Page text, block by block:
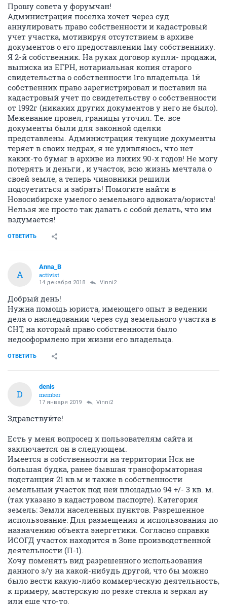
Прошу совета у форумчан!
Администрация поселка хочет через суд
аннулировать право собственности и кадастровый
учет участка, мотивируя отсутствием в архиве
документов о его предоставлении 1му собственнику.
Я 2-й собственник. На руках договор купли- продажи,
выписка из ЕГРН, нотариальная копия старого
свидетельства о собственности 1го владельца. 1й
собственник право зарегистрировал и поставил на
кадастровый учет по свидетельству о собственности
от 1992г (никаких других документов у него не было).
Межевание провел, границы уточил. Т.е. все
документы были для законной сделки
представлены. Администрация текущие документы
теряет в своих недрах, я не удивляюсь, что нет
каких-то бумаг в архиве из лихих 90-х годов! Не могу
потерять и деньги , и участок, всю жизнь мечтала о
своей земле, а теперь чиновники решили
подсуетиться и забрать! Помогите найти в
Новосибирске умелого земельного адвоката/юриста!
Нельзя же просто так давать с собой делать, что им
вздумается!
ОТВЕТИТЬ
A
Anna_B
activist
14 декабря 2018 Vinni2
Добрый день!
Нужна помощь юриста, имеющего опыт в ведении
дела о наследовании через суд земельного участка в
СНТ, на который право собственности было
недооформлено при жизни его владельца.
ОТВЕТИТЬ
D
denis
member
17 января 2019 Vinni2
Здравствуйте!
Есть у меня вопросец к пользователям сайта и
заключается он в следующем.
Имеется в собственности на территории Нск не
большая будка, ранее бывшая трансформаторная
подстанция 21 кв.м и также в собственности
земельный участок под ней площадью 94 +/- 3 кв. м.
(так указано в кадастровом паспорте). Категория
земель: Земли населенных пунктов. Разрешенное
использование: Для размещения и использования по
назначению объекта энергетики. Согласно справки
ИСОГД участок находится в Зоне производственной
деятельности (П-1).
Хочу поменять вид разрешенного использования
данного з/у на какой-нибудь другой, что бы можно
было вести какую-либо коммерческую деятельность,
к примеру, мастерскую по резке стекла и зеркал ну
или еще что-то.